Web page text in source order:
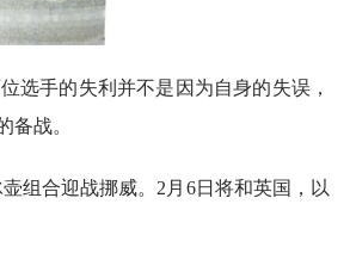
选手的失利并不是因为自身的失误，
备战。
组合迎战挪威。2月6日将和英国，以